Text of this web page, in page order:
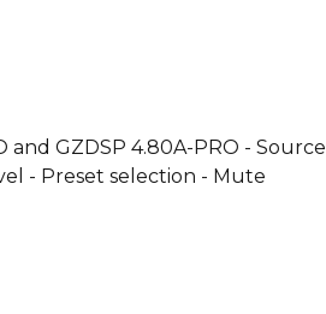
GZDSP 4.80A-PRO - Source
- Preset selection - Mute